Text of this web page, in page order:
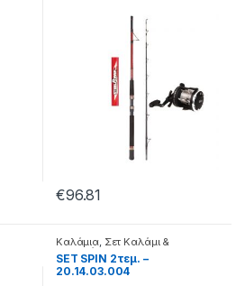
€96.81
Καλάμια, Σετ Καλάμι &
Μηχανάκι
SET SPIN 2τεμ. –
20.14.03.004